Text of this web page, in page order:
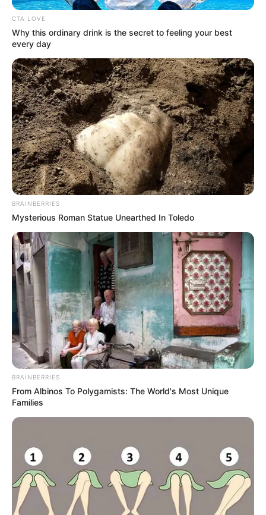
CTA LOVE
Why this ordinary drink is the secret to feeling your best
every day
BRAINBERRIES
Mysterious Roman Statue Unearthed In Toledo
BRAINBERRIES
From Albinos To Polygamists: The World's Most Unique
Families